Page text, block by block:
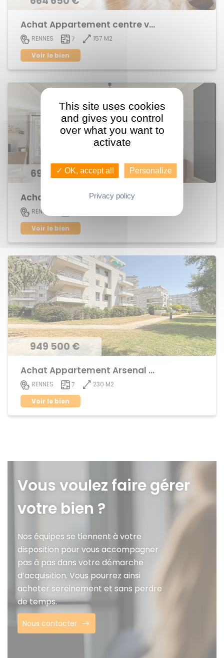
Achat Appartement centre ville
RENNES 7
157 M2
Voir le bien
696 300 €
RENNES
Voir le bien
949 500 €
Achat Appartement Arsenal - Redon
RENNES 7
230 M2
Voir le bien
Vous voulez faire gérer
votre bien ?
Nos équipes se tiennent à votre
disposition pour vous accompagner
pas à pas dans votre démarche
d’acquisition. Vous pourrez ainsi
acheter sereinement et sans perdre
de temps.
Nous contacter
This site uses cookies
and gives you control
over what you want to
activate
✓ OK, accept all Personalize
Privacy policy